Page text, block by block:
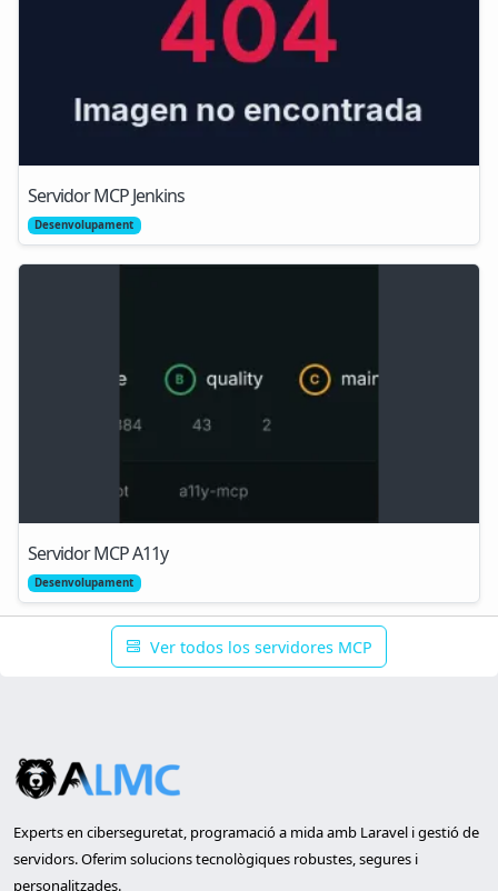
Servidor MCP Jenkins
Desenvolupament
Servidor MCP A11y
Desenvolupament
Ver todos los servidores MCP
Experts en ciberseguretat, programació a mida amb Laravel i gestió de
servidors. Oferim solucions tecnològiques robustes, segures i
personalitzades.